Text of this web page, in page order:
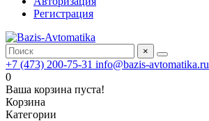
Регистрация
×
+7 (473) 200-75-31 info@bazis-avtomatika.ru
0
Ваша корзина пуста!
Корзина
Категории